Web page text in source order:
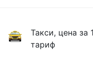
Такси, цена
тариф